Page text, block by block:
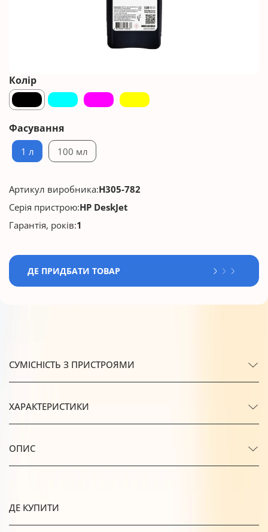
Колір
Фасування
1 л 100 мл
Артикул виробника:H305-782
Серія пристрою:HP DeskJet
Гарантія, років:1
ДЕ ПРИДБАТИ ТОВАР
СУМІСНІСТЬ З ПРИСТРОЯМИ
ХАРАКТЕРИСТИКИ
ОПИС
ДЕ КУПИТИ